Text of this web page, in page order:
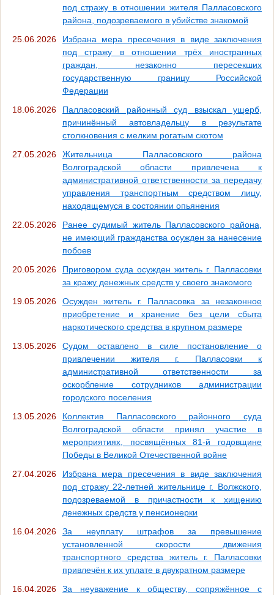
под стражу в отношении жителя Палласовского
района, подозреваемого в убийстве знакомой
25.06.2026
Избрана мера пресечения в виде заключения
под стражу в отношении трёх иностранных
граждан, незаконно пересекших
государственную границу Российской
Федерации
18.06.2026
Палласовский районный суд взыскал ущерб,
причинённый автовладельцу в результате
столкновения с мелким рогатым скотом
27.05.2026
Жительница Палласовского района
Волгоградской области привлечена к
административной ответственности за передачу
управления транспортным средством лицу,
находящемуся в состоянии опьянения
22.05.2026
Ранее судимый житель Палласовского района,
не имеющий гражданства осужден за нанесение
побоев
20.05.2026
Приговором суда осужден житель г. Палласовки
за кражу денежных средств у своего знакомого
19.05.2026
Осужден житель г. Палласовка за незаконное
приобретение и хранение без цели сбыта
наркотического средства в крупном размере
13.05.2026
Судом оставлено в силе постановление о
привлечении жителя г. Палласовки к
административной ответственности за
оскорбление сотрудников администрации
городского поселения
13.05.2026
Коллектив Палласовского районного суда
Волгоградской области принял участие в
мероприятиях, посвящённых 81-й годовщине
Победы в Великой Отечественной войне
27.04.2026
Избрана мера пресечения в виде заключения
под стражу 22-летней жительнице г. Волжского,
подозреваемой в причастности к хищению
денежных средств у пенсионерки
16.04.2026
За неуплату штрафов за превышение
установленной скорости движения
транспортного средства житель г. Палласовки
привлечён к их уплате в двукратном размере
16.04.2026
За неуважение к обществу, сопряжённое с